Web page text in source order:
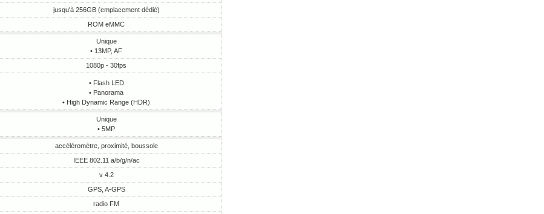
jusqu'à 256GB (emplacement dédié)
ROM eMMC
Unique
• 13MP, AF
1080p - 30fps
• Flash LED
• Panorama
• High Dynamic Range (HDR)
Unique
• 5MP
accéléromètre, proximité, boussole
IEEE 802.11 a/b/g/n/ac
v 4.2
GPS, A-GPS
radio FM